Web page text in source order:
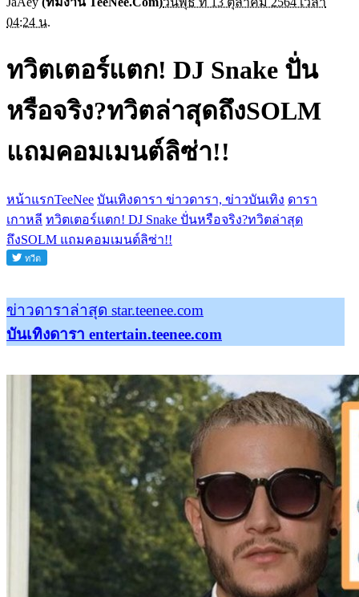
04:24 น.
ทวิตเตอร์แตก! DJ Snake ปั่น
หรือจริง?ทวิตล่าสุดถึงSOLM
แถมคอมเมนต์ลิซ่า!!
หน้าแรกTeeNee บันเทิงดารา ข่าวดารา, ข่าวบันเทิง ดารา
เกาหลี ทวิตเตอร์แตก! DJ Snake ปั่นหรือจริง?ทวิตล่าสุด
ถึงSOLM แถมคอมเมนต์ลิซ่า!!
ข่าวดาราล่าสุด star.teenee.com
บันเทิงดารา entertain.teenee.com